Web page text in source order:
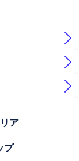
ア
プ